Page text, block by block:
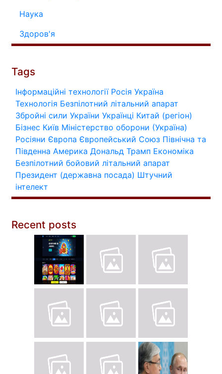
Наука
Здоров'я
Tags
Інформаційні технології Росія Україна
Технологія Безпілотний літальний апарат
Збройні сили України Українці Китай (регіон)
Бізнес Київ Міністерство оборони (Україна)
Росіяни Європа Європейський Союз Північна та
Південна Америка Дональд Трамп Економіка
Безпілотний бойовий літальний апарат
Президент (державна посада) Штучний
інтелект
Recent posts